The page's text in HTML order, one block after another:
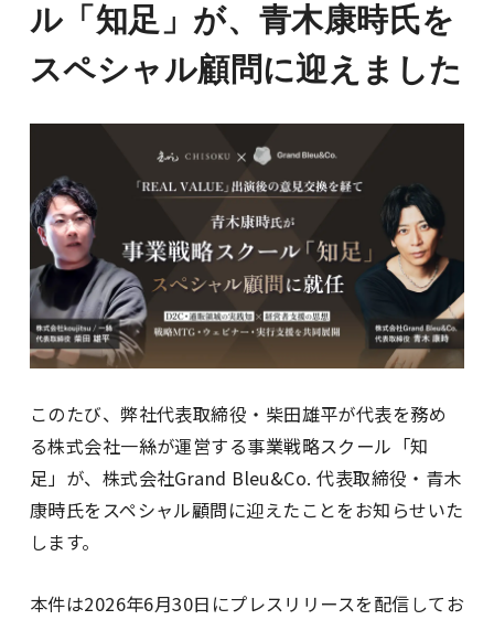
ル「知足」が、青木康時氏を
スペシャル顧問に迎えました
このたび、弊社代表取締役・柴田雄平が代表を務め
る株式会社一絲が運営する事業戦略スクール「知
足」が、株式会社Grand Bleu&Co. 代表取締役・青木
康時氏をスペシャル顧問に迎えたことをお知らせいた
します。
本件は2026年6月30日にプレスリリースを配信してお